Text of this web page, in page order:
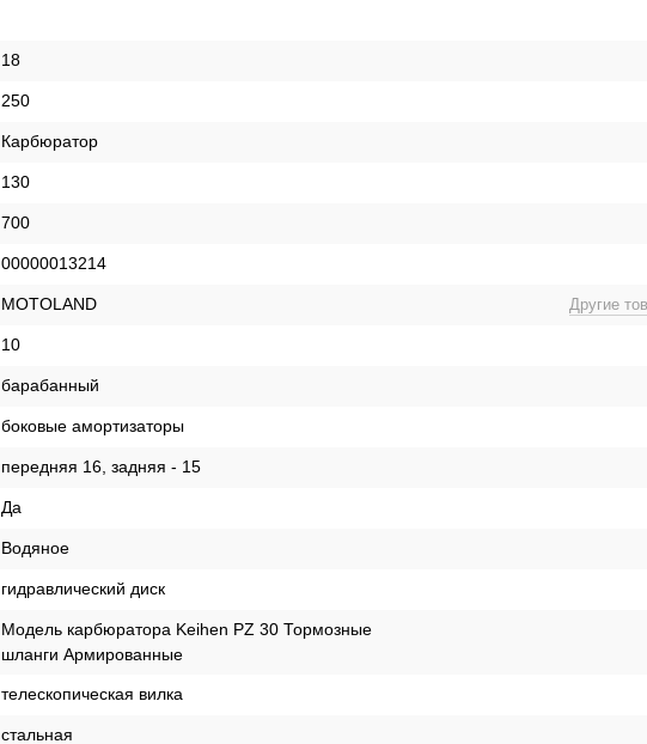
18
250
Карбюратор
130
700
00000013214
MOTOLAND Другие
10
барабанный
боковые амортизаторы
передняя 16, задняя - 15
Да
Водяное
гидравлический диск
Модель карбюратора Keihen PZ 30 Тормозные
шланги Армированные
телескопическая вилка
стальная